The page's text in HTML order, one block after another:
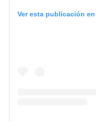
Ver esta publicación